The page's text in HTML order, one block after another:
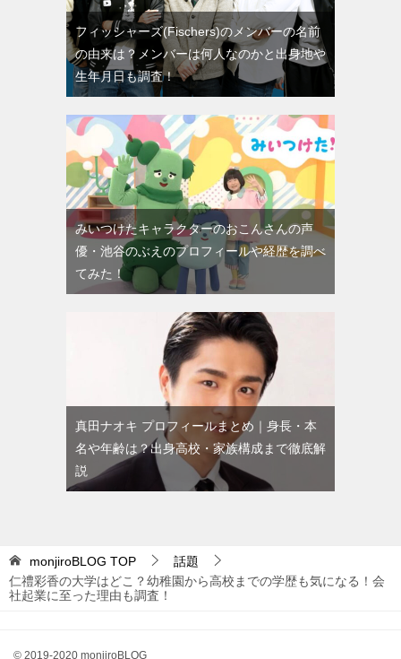
フィッシャーズ(Fischers)のメンバーの名前
の由来は？メンバーは何人なのかと出身地や
生年月日も調査！
みいつけたキャラクターのおこんさんの声
優・池谷のぶえのプロフィールや経歴を調べ
てみた！
真田ナオキ プロフィールまとめ｜身長・本
名や年齢は？出身高校・家族構成まで徹底解
説
monjiroBLOG TOP
話題
仁禮彩香の大学はどこ？幼稚園から高校までの学歴も気になる！会
社起業に至った理由も調査！
© 2019-2020 monjiroBLOG